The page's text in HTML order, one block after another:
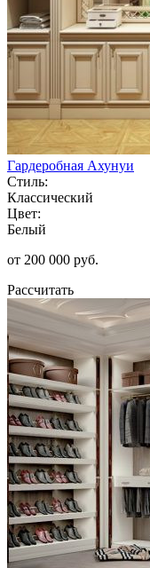
Гардеробная Ахунуи
Стиль:
Классический
Цвет:
Белый
от 200 000 руб.
Рассчитать